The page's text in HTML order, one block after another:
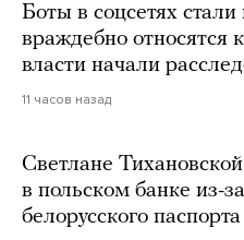
Боты в соцсетях стали
враждебно относятся
власти начали
11 часов назад
Светлане
в польском банке из-
белорусского паспорта